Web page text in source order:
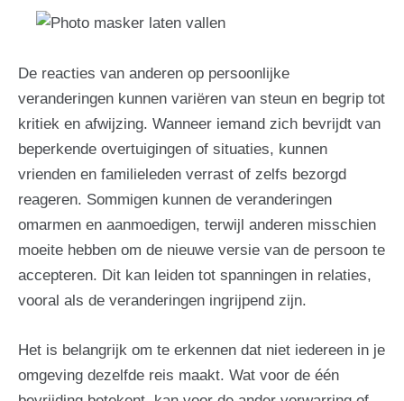
De reacties van anderen op persoonlijke
veranderingen kunnen variëren van steun en begrip tot
kritiek en afwijzing. Wanneer iemand zich bevrijdt van
beperkende overtuigingen of situaties, kunnen
vrienden en familieleden verrast of zelfs bezorgd
reageren. Sommigen kunnen de veranderingen
omarmen en aanmoedigen, terwijl anderen misschien
moeite hebben om de nieuwe versie van de persoon te
accepteren. Dit kan leiden tot spanningen in relaties,
vooral als de veranderingen ingrijpend zijn.
Het is belangrijk om te erkennen dat niet iedereen in je
omgeving dezelfde reis maakt. Wat voor de één